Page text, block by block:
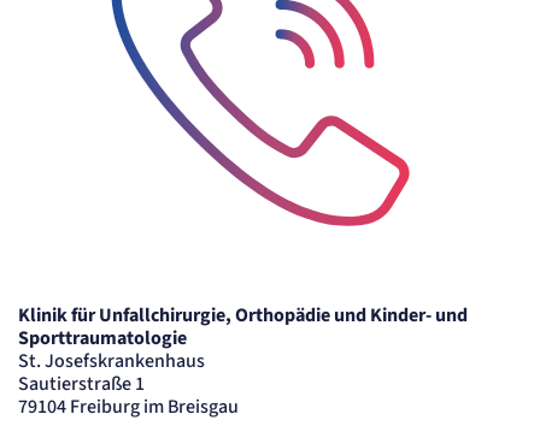
Klinik für Unfallchirurgie, Orthopädie und Kinder- und
Sporttraumatologie
St. Josefskrankenhaus
Sautierstraße 1
79104 Freiburg im Breisgau
Cookie Laufzeit:
STELLENANGEBOTE
SmartRecruiters
Cookie Laufzeit:
535 Tage